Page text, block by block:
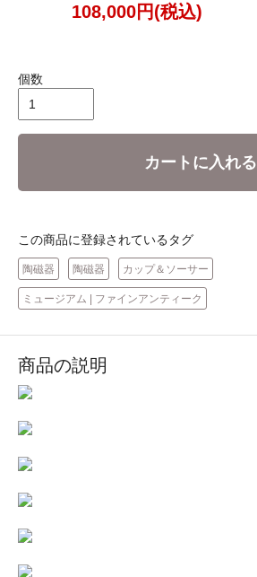
108,000円(税込)
個数
カートに入れる
この商品に登録されているタグ
陶磁器 陶磁器 カップ＆ソーサー
ミュージアム | ファインアンティーク
商品の説明